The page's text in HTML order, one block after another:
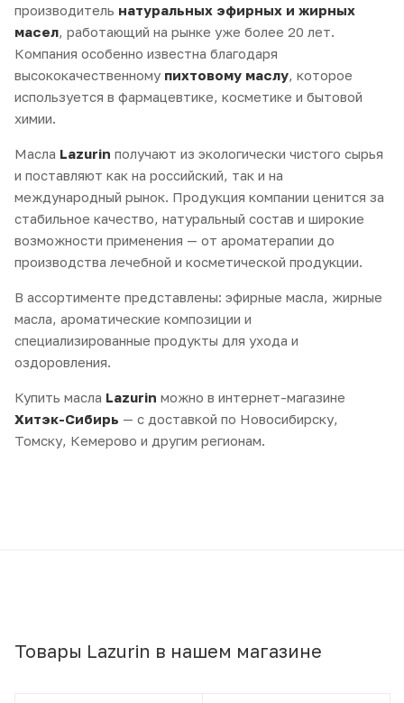
производитель натуральных эфирных и жирных
масел, работающий на рынке уже более 20 лет.
Компания особенно известна благодаря
высококачественному пихтовому маслу, которое
используется в фармацевтике, косметике и бытовой
химии.
Масла Lazurin получают из экологически чистого сырья
и поставляют как на российский, так и на
международный рынок. Продукция компании ценится за
стабильное качество, натуральный состав и широкие
возможности применения — от ароматерапии до
производства лечебной и косметической продукции.
В ассортименте представлены: эфирные масла, жирные
масла, ароматические композиции и
специализированные продукты для ухода и
оздоровления.
Купить масла Lazurin можно в интернет-магазине
Хитэк-Сибирь — с доставкой по Новосибирску,
Томску, Кемерово и другим регионам.
Товары Lazurin в нашем магазине